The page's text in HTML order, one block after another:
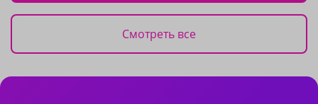
Смотреть все